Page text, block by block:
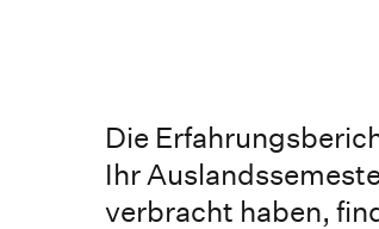
Die
Ihr
verbracht haben,